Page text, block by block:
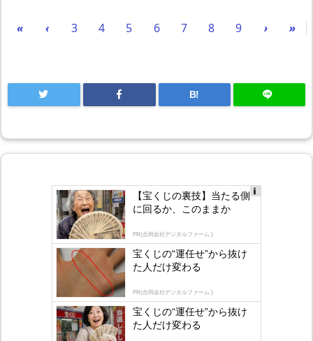
« ‹ 3 4 5 6 7 8 9 › »
B!
gly
【宝くじの裏技】当たる側
に回るか、このままか
PR(合同会社デジタルファーム )
宝くじの“運任せ”から抜け
た人だけ変わる
PR(合同会社デジタルファーム )
宝くじの“運任せ”から抜け
た人だけ変わる